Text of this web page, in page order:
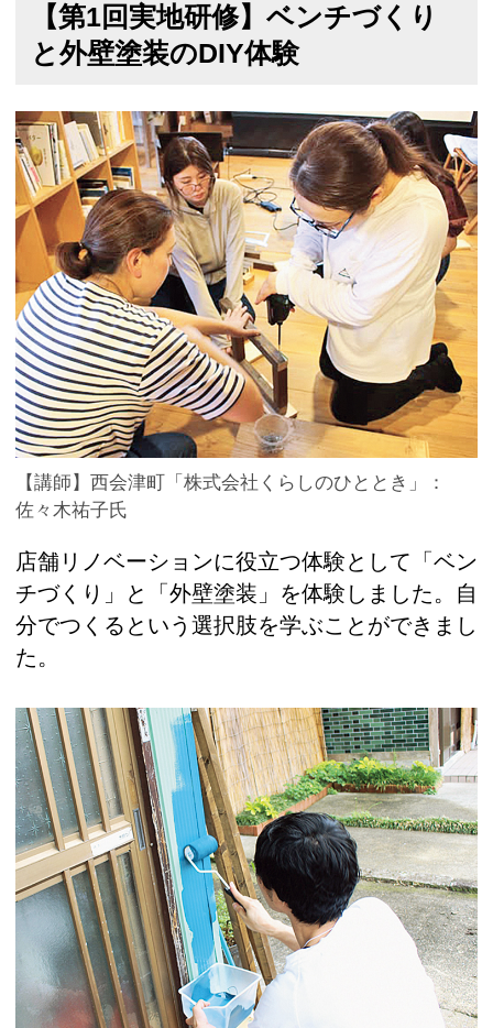
【第1回実地研修】ベンチづくり
と外壁塗装のDIY体験
【講師】西会津町「株式会社くらしのひととき」：
佐々木祐子氏
店舗リノベーションに役立つ体験として「ベン
チづくり」と「外壁塗装」を体験しました。自
分でつくるという選択肢を学ぶことができまし
た。